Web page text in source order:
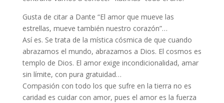
Gusta de citar a Dante “El amor que mueve las
estrellas, mueve también nuestro corazón”…
Así es. Se trata de la mística cósmica de que cuando
abrazamos el mundo, abrazamos a Dios. El cosmos es
templo de Dios. El amor exige incondicionalidad, amar
sin límite, con pura gratuidad…
Compasión con todo los que sufre en la tierra no es
caridad es cuidar con amor, pues el amor es la fuerza